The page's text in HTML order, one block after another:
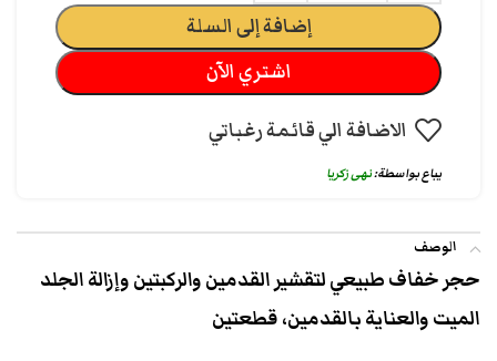
إضافة إلى السلة
اشتري الآن
الاضافة الي قائمة رغباتي
يباع بواسطة:نهى زكريا
الوصف
حجر خفاف طبيعي لتقشير القدمين والركبتين وإزالة الجلد
الميت والعناية بالقدمين، قطعتين